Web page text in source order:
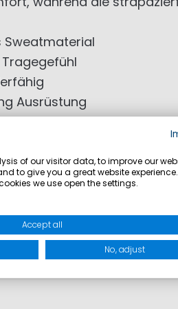
Sweatmaterial
Tragegefühl
Ausrüstung
Kontrastbändern
an Ärmeln und Saum
auf der Brust
Print
80% Baumwolle; 15%
of our visitor data, to improve our
to give you a great website experience.
we use open the settings.
Accept all
No, adjust